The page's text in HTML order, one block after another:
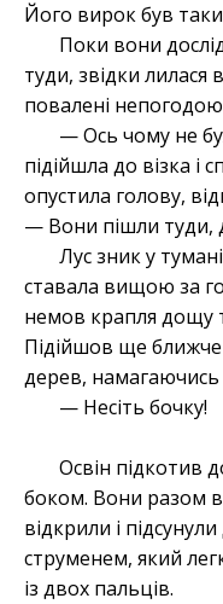
Його вирок був
Поки вони
туди, звідки лилася
повалені
— Ось чому не
підійшла до візка і
опустила голову,
— Вони пішли туди,
Лус зник у
ставала вищою за
немов крапля дощу
Підійшов ще
дерев, намагаючись
— Несіть бочку!
Освін підкотив
боком. Вони разом
відкрили і
струменем, який
із двох пальців.